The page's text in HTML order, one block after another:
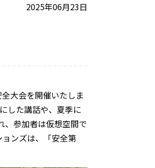
2025年06月23日
大会を開催いたしま
した講話や、夏季に
、参加者は仮想空間で
ンズは、「安全第